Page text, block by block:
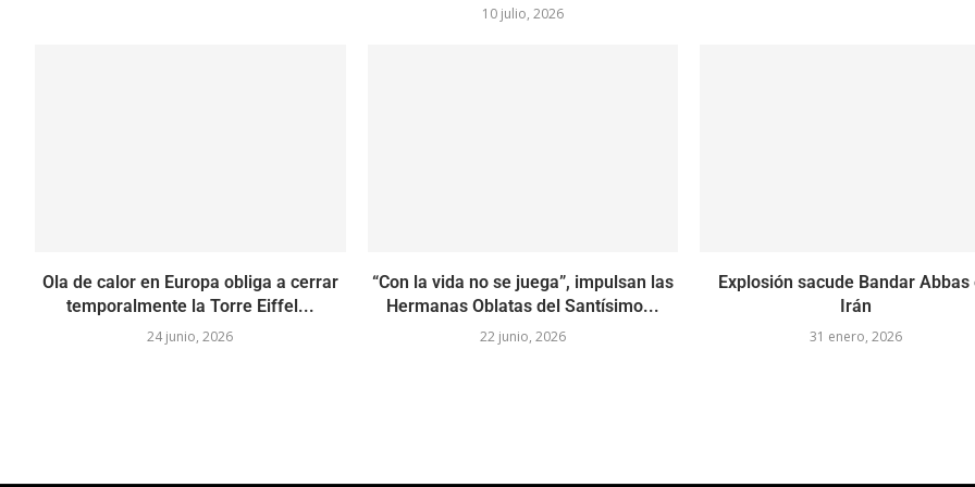
10 julio, 2026
Ola de calor en Europa obliga a cerrar
temporalmente la Torre Eiffel...
24 junio, 2026
“Con la vida no se juega”, impulsan las
Hermanas Oblatas del Santísimo...
22 junio, 2026
Explosión sacude Bandar Abbas
Irán
31 enero, 2026